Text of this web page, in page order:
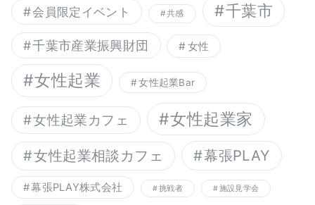
会員限定イベント 共感 千葉市
千葉市産業振興財団 女性
女性起業 女性起業Bar
女性起業カフェ 女性起業家
女性起業相談カフェ 幕張PLAY
幕張PLAY株式会社 挑戦者 施設見学会